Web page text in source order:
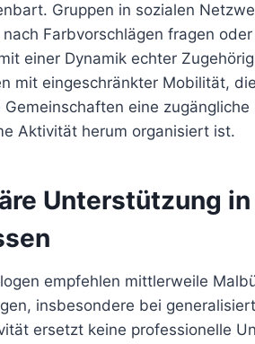
Gruppen in sozialen
Farbvorschlägen fragen
einer Dynamik echter
mit eingeschränkter Mobilität,
eine zugängliche
Aktivität herum organisiert ist.
Unterstützung in
empfehlen mittlerweile
insbesondere bei
ersetzt keine professionelle